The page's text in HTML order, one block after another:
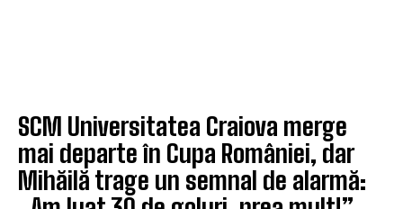
SCM Universitatea Craiova merge
mai departe în Cupa României, dar
Mihăilă trage un semnal de alarmă: